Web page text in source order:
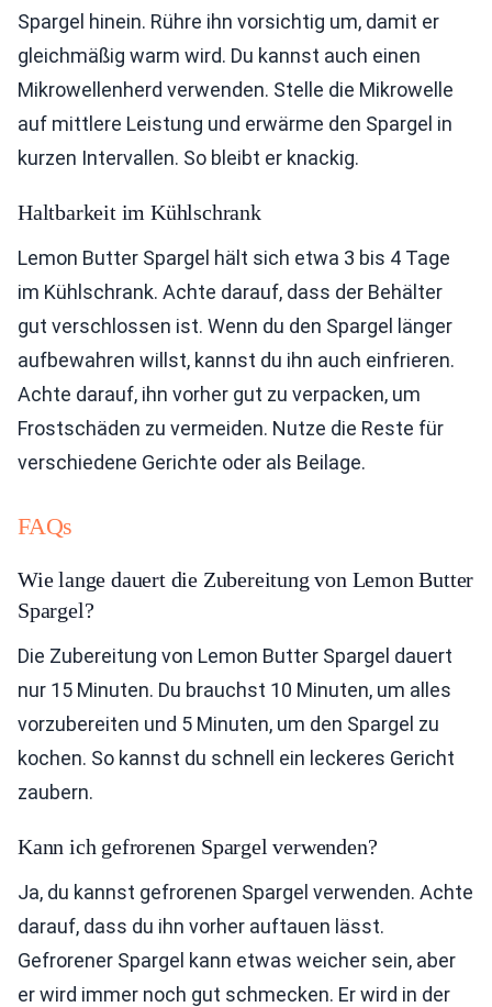
Spargel hinein. Rühre ihn vorsichtig um, damit er
gleichmäßig warm wird. Du kannst auch einen
Mikrowellenherd verwenden. Stelle die Mikrowelle
auf mittlere Leistung und erwärme den Spargel in
kurzen Intervallen. So bleibt er knackig.
Haltbarkeit im Kühlschrank
Lemon Butter Spargel hält sich etwa 3 bis 4 Tage
im Kühlschrank. Achte darauf, dass der Behälter
gut verschlossen ist. Wenn du den Spargel länger
aufbewahren willst, kannst du ihn auch einfrieren.
Achte darauf, ihn vorher gut zu verpacken, um
Frostschäden zu vermeiden. Nutze die Reste für
verschiedene Gerichte oder als Beilage.
FAQs
Wie lange dauert die Zubereitung von Lemon Butter
Spargel?
Die Zubereitung von Lemon Butter Spargel dauert
nur 15 Minuten. Du brauchst 10 Minuten, um alles
vorzubereiten und 5 Minuten, um den Spargel zu
kochen. So kannst du schnell ein leckeres Gericht
zaubern.
Kann ich gefrorenen Spargel verwenden?
Ja, du kannst gefrorenen Spargel verwenden. Achte
darauf, dass du ihn vorher auftauen lässt.
Gefrorener Spargel kann etwas weicher sein, aber
er wird immer noch gut schmecken. Er wird in der